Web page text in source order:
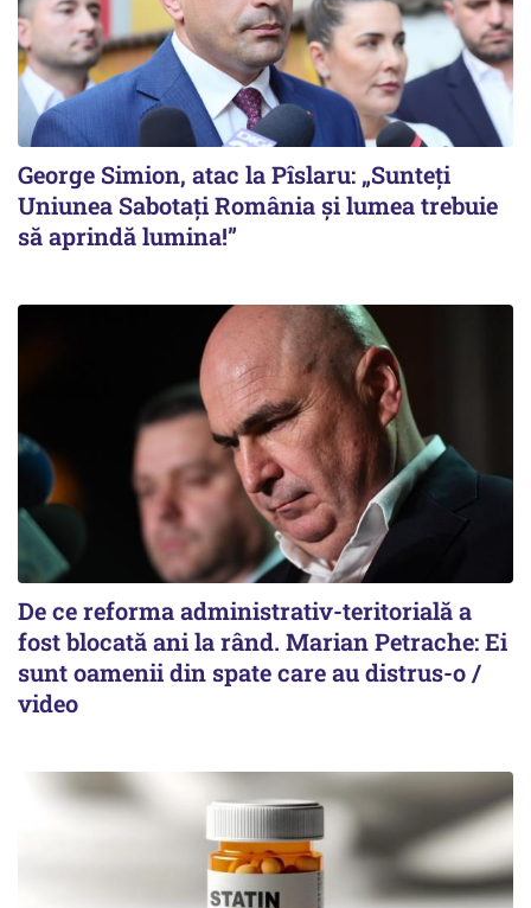
George Simion, atac la Pîslaru: „Sunteți
Uniunea Sabotați România și lumea trebuie
să aprindă lumina!”
De ce reforma administrativ-teritorială a
fost blocată ani la rând. Marian Petrache: Ei
sunt oamenii din spate care au distrus-o /
video